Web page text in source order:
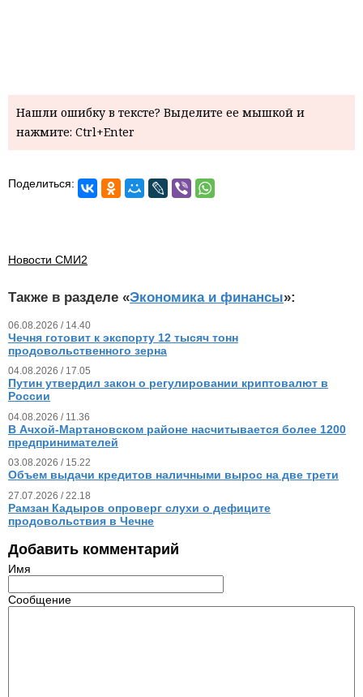
Нашли ошибку в тексте? Выделите ее мышкой и
нажмите: Ctrl+Enter
Поделиться:
Новости СМИ2
Также в разделе «Экономика и финансы»:
06.08.2026 / 14.40
Чечня готовит к экспорту 12 тысяч тонн
продовольственного зерна
04.08.2026 / 17.05
Путин утвердил закон о регулировании криптовалют в
России
04.08.2026 / 11.36
В Ачхой-Мартановском районе насчитывается более 1200
предпринимателей
03.08.2026 / 15.22
Объем выдачи кредитов наличными вырос на две трети
27.07.2026 / 22.18
Рамзан Кадыров опроверг слухи о дефиците
продовольствия в Чечне
Добавить комментарий
Имя
Сообщение